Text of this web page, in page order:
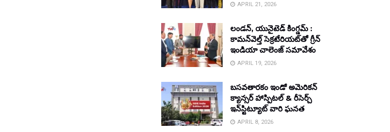
APRIL 21, 2026
లండన్, యునైటెడ్ కింగ్డమ్ :
కామన్‌వెల్త్ సెక్రటేరియట్‌తో గ్రీన్
ఇండియా చాలెంజ్ సమావేశం
APRIL 19, 2026
బసవతారకం ఇండో అమెరికన్
క్యాన్సర్ హాస్పిటల్ & రీసెర్చ్
ఇన్‌స్టిట్యూట్ వారి ఘనత
APRIL 8, 2026